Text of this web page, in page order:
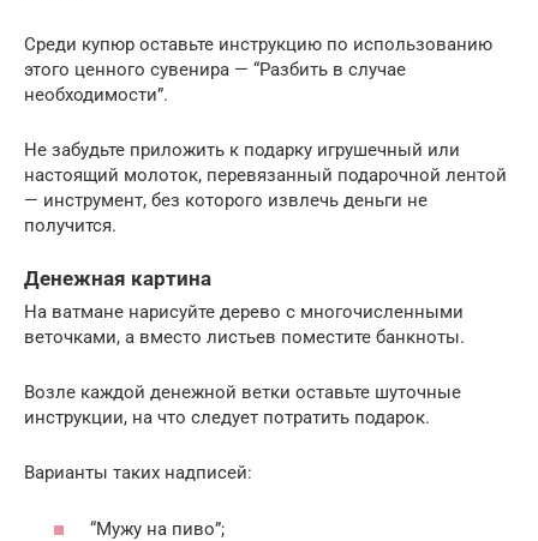
Среди купюр оставьте инструкцию по использованию
этого ценного сувенира — “Разбить в случае
необходимости”.
Не забудьте приложить к подарку игрушечный или
настоящий молоток, перевязанный подарочной лентой
— инструмент, без которого извлечь деньги не
получится.
Денежная картина
На ватмане нарисуйте дерево с многочисленными
веточками, а вместо листьев поместите банкноты.
Возле каждой денежной ветки оставьте шуточные
инструкции, на что следует потратить подарок.
Варианты таких надписей:
“Мужу на пиво”;